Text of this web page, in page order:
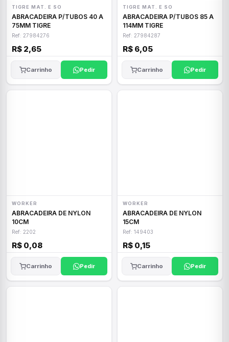
TIGRE MAT. E SO
ABRACADEIRA P/TUBOS 40 A
75MM TIGRE
Ref: 27984276
R$ 2,65
Carrinho Pedir
TIGRE MAT. E SO
ABRACADEIRA P/TUBOS 85 A
114MM TIGRE
Ref: 27984287
R$ 6,05
Carrinho Pedir
WORKER
ABRACADEIRA DE NYLON
10CM
Ref: 2202
R$ 0,08
Carrinho Pedir
WORKER
ABRACADEIRA DE NYLON
15CM
Ref: 149403
R$ 0,15
Carrinho Pedir